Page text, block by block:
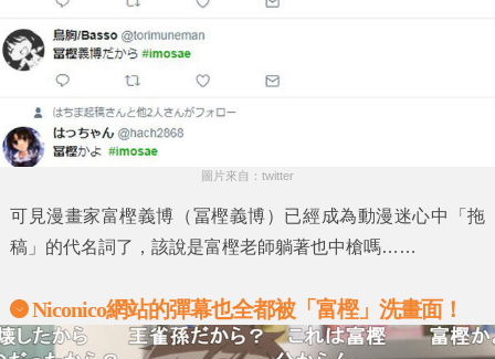
圖片來自：twitter
可見漫畫家富樫義博 （冨樫義博）已經成為動漫迷心中
「拖
稿」 的代名詞了，該說是富樫老師躺著也中槍嗎……
Niconico網站的彈幕也全都被「 富樫」洗畫面！